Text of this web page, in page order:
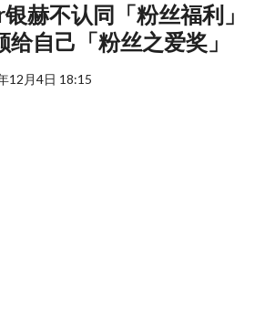
赫不认同「粉丝福利」
自己「粉丝之爱奖」
12月4日 18:15